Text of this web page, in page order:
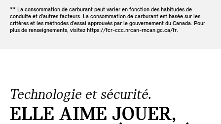
** La consommation de carburant peut varier en fonction des habitudes de
conduite et d’autres facteurs. La consommation de carburant est basée sur les
critères et les méthodes d’essai approuvés par le gouvernement du Canada. Pour
plus de renseignements, visitez https://fcr-ccc.nrcan-rncan.gc.ca/fr.
Technologie et sécurité.
ELLE AIME JOUER,